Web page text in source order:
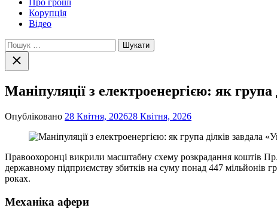
Про гроші
Корупція
Відео
Пошук:
Закрити
пошук
Маніпуляції з електроенергією: як
Опубліковано 28 Квітня, 202628 Квітня, 2026
Правоохоронці викрили масштабну схему розкрадання коштів
державному підприємству збитків на суму понад 447 мільйонів
роках.
Механіка афери